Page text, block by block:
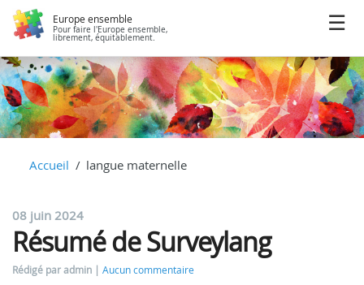
Europe ensemble
Pour faire l'Europe ensemble,
librement, équitablement.
Accueil langue maternelle
08 juin 2024
Résumé de Surveylang
Rédigé par admin
Aucun commentaire